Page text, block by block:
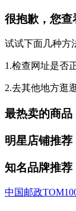
很抱歉，您查
试试下面几种方
1.检查网址是否
2.去其他地方逛
最热卖的商品
明星店铺推荐
知名品牌推荐
中国邮政TOM